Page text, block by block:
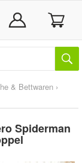
& Bettwaren ›
Spiderman